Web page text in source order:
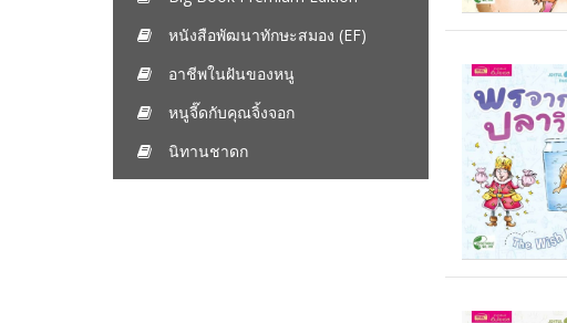
หนังสือพัฒนาทักษะสมอง (EF)
อาชีพในฝันของหนู
หนูจี๊ดกับคุณจิ้งจอก
นิทานชาดก